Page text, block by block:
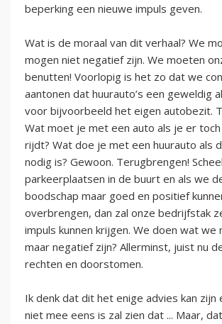
beperking een nieuwe impuls geven.
Wat is de moraal van dit verhaal? We
mogen niet negatief zijn. We moeten
benutten! Voorlopig is het zo dat we
aantonen dat huurauto’s een geweldig
voor bijvoorbeeld het eigen autobezit.
Wat moet je met een auto als je er
rijdt? Wat doe je met een huurauto als
nodig is? Gewoon. Terugbrengen!
parkeerplaatsen in de buurt en als we
boodschap maar goed en positief
overbrengen, dan zal onze bedrijfstak
impuls kunnen krijgen. We doen wat we
maar negatief zijn? Allerminst, juist nu
rechten en doorstomen.
Ik denk dat dit het enige advies kan zijn
niet mee eens is zal zien dat ... Maar,